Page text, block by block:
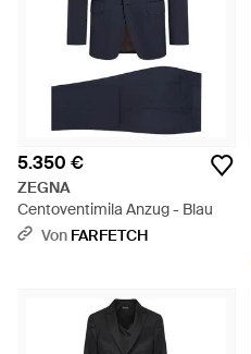
5.350 €
ZEGNA
Centoventimila Anzug - Blau
Von FARFETCH